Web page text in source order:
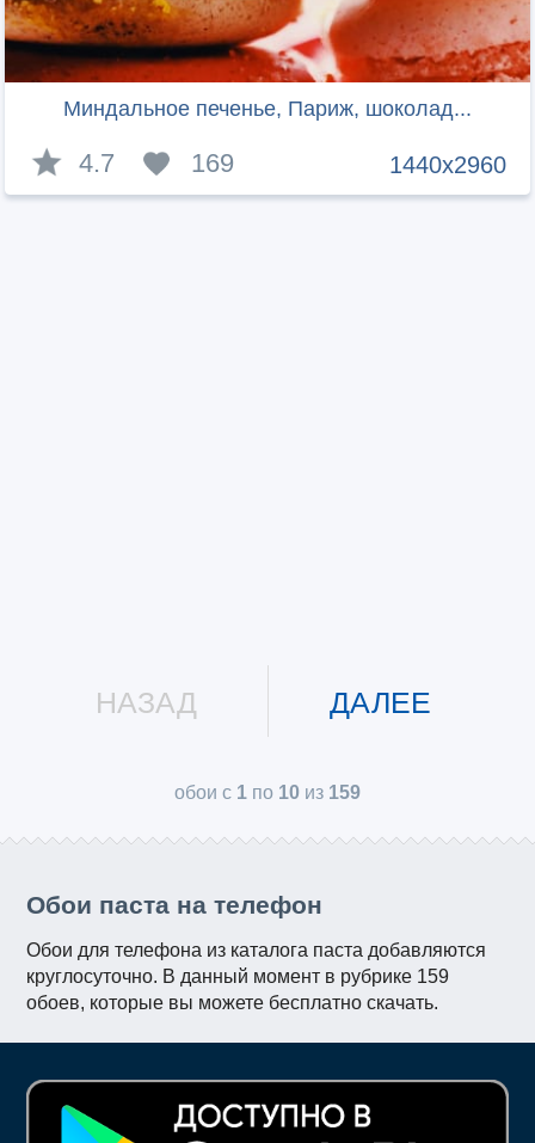
Обои паста на телефон
Обои для телефона из каталога паста добавляются
круглосуточно. В данный момент в рубрике 159
обоев, которые вы можете бесплатно скачать.
Миндальное печенье, Париж, шоколад...
1440x2960
4.7 169
НАЗАД ДАЛЕЕ
обои с 1 по 10 из 159